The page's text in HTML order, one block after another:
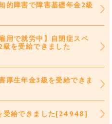
的障害で障害基礎年金2級
用で就労中】自閉症スペ
を受給できました
厚生年金3級を受給できま
受給できました[24948]